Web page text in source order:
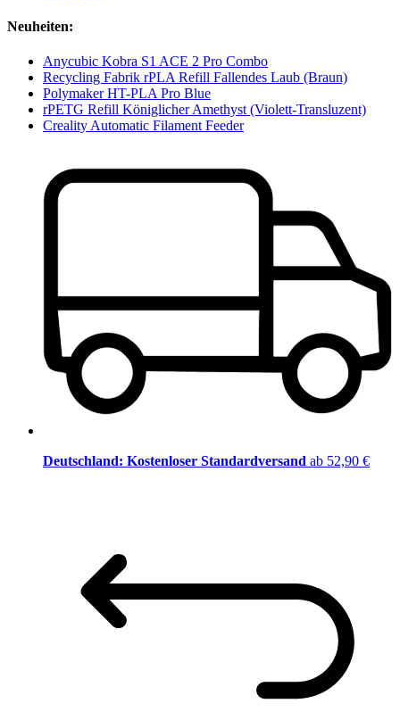
Neuheiten:
Anycubic Kobra S1 ACE 2 Pro Combo
Recycling Fabrik rPLA Refill Fallendes Laub (Braun)
Polymaker HT-PLA Pro Blue
rPETG Refill Königlicher Amethyst (Violett-Transluzent)
Creality Automatic Filament Feeder
Deutschland: Kostenloser Standardversand ab 52,90 €